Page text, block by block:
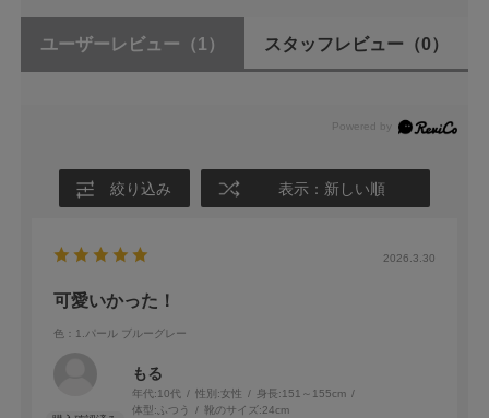
ユーザーレビュー （1） スタッフレビュー （0）
絞り込み 表示：新しい順
2026.3.30
可愛いかった！
色：1.パール ブルーグレー
もる
年代:10代 性別:女性 身長:151～155cm
体型: ふつう 靴のサイズ:24cm